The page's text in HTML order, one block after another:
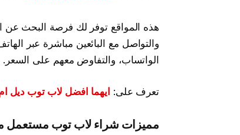
هذه المواقع توفر لك فرصة البحث عن
والتواصل مع البائعين مباشرة عبر
الواتساب، والتفاوض معهم على السعر.
تعرف على: ايهما افضل لاب توب ديل
مميزات شراء لاب توب مستعمل